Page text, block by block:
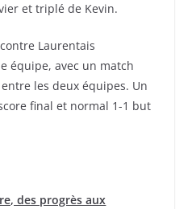
et triplé de Kevin.
Laurentais
équipe, avec un match
les deux équipes. Un
final et normal 1-1 but
des progrès aux